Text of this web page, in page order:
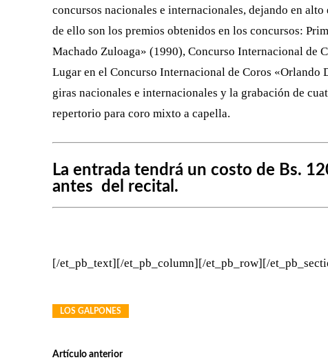
concursos nacionales e internacionales, dejando en
de ello son los premios obtenidos en los concursos:
Machado Zuloaga» (1990), Concurso Internacional de
Lugar en el Concurso Internacional de Coros «Orlando
giras nacionales e internacionales y la grabación de
repertorio para coro mixto a capella.
La entrada tendrá un costo de Bs.
antes del recital.​
[/et_pb_text][/et_pb_column][/et_pb_row][/
LOS GALPONES
Artículo anterior